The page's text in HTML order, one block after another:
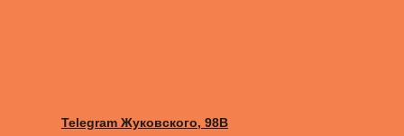
Telegram Жуковского, 98B